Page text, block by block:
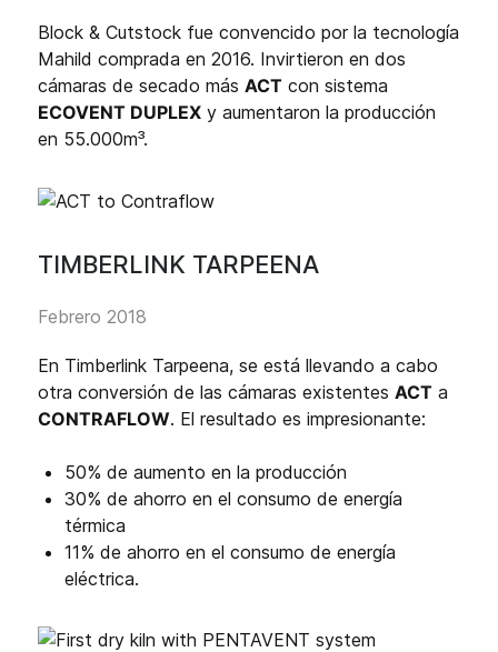
Block & Cutstock fue convencido por la tecnología
Mahild comprada en 2016. Invirtieron en dos
cámaras de secado más ACT con sistema
ECOVENT DUPLEX y aumentaron la producción
en 55.000m³.
TIMBERLINK TARPEENA
Febrero 2018
En Timberlink Tarpeena, se está llevando a cabo
otra conversión de las cámaras existentes ACT a
CONTRAFLOW. El resultado es impresionante:
50% de aumento en la producción
30% de ahorro en el consumo de energía
térmica
11% de ahorro en el consumo de energía
eléctrica.